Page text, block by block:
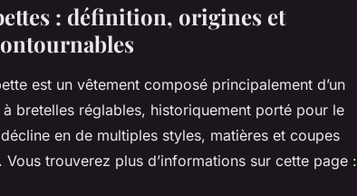
: définition, origines et
est un vêtement composé principalement d’un
bretelles réglables, historiquement porté pour le
en de multiples styles, matières et coupes
trouverez plus d’informations sur cette page :